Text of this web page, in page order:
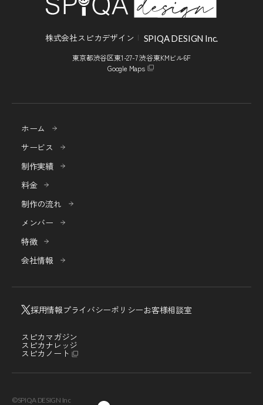
株式会社スピカデザイン SPIQA DESIGN Inc.
東京都渋谷区東1-27-7 渋谷東KMビル6F
Google Maps
ホーム
サービス
制作実績
料金
制作の流れ
メンバー
特徴
会社情報
採用情報プライバシーポリシーお客様相談室
スピカマガジン
スピカナレッジ
スピカノート
©SPIQA DESIGN Inc